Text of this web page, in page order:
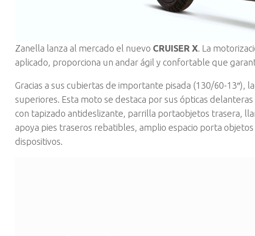
Zanella lanza al mercado el nuevo CRUISER X. La
aplicado, proporciona un andar ágil y confortable que
Gracias a sus cubiertas de importante pisada (130/60-13″),
superiores. Esta moto se destaca por sus ópticas
con tapizado antideslizante, parrilla portaobjetos trasera,
apoya pies traseros rebatibles, amplio espacio porta
dispositivos.